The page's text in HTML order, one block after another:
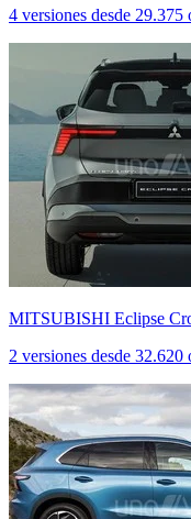
4 versiones desde 29.375
MITSUBISHI Eclipse
2 versiones desde 32.620